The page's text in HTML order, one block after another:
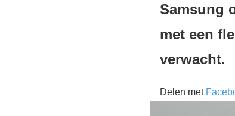
Samsung
met een
verwacht.
Delen met